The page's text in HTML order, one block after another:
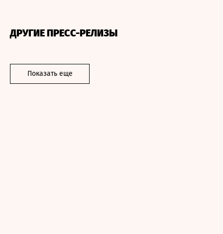
ДРУГИЕ ПРЕСС-РЕЛИЗЫ
Показать еще